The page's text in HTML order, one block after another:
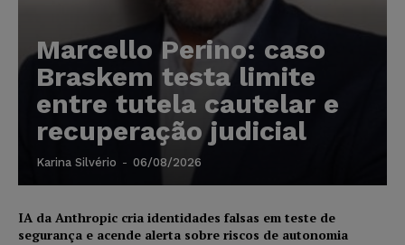
Marcello Perino: caso
Braskem testa limite
entre tutela cautelar e
recuperação judicial
Karina Silvério - 06/08/2026
IA da Anthropic cria identidades falsas em teste de
segurança e acende alerta sobre riscos de autonomia